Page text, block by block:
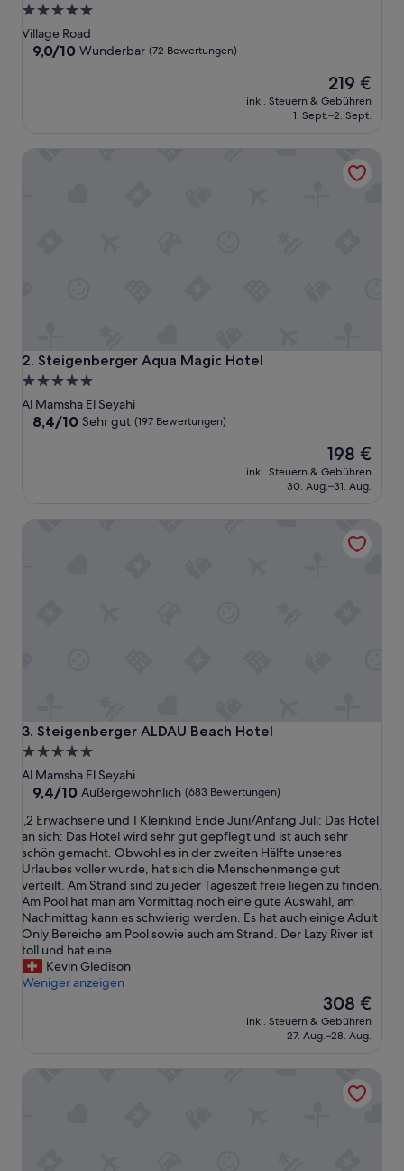
5.0-
Sterne-
Unterkunft
Village Road
9.0
9,0/10 Wunderbar (72 Bewertungen)
Der
Preis
beträgt
219 €
inkl. Steuern & Gebühren
1. Sept.–2. Sept.
2. Steigenberger Aqua Magic Hotel
Steigenberger Aqua Magic Hotel
5.0-
Sterne-
Unterkunft
Al Mamsha El Seyahi
8.4
Bewertungen)
8,4/10 Sehr gut (197 Bewertungen)
Der
Preis
beträgt
198 €
inkl. Steuern & Gebühren
30. Aug.–31. Aug.
3. Steigenberger ALDAU Beach Hotel
Steigenberger ALDAU Beach Hotel
5.0-
Sterne-
Unterkunft
Al Mamsha El Seyahi
9.4
10,
Außergewöhnlich,
(683
Bewertungen)
9,4/10 Außergewöhnlich (683 Bewertungen)
„
2
E
r
w
a
c
h
s
e
n
„2 Erwachsene und 1 Kleinkind Ende Juni/Anfang Juli: Das Hotel
an sich: Das Hotel wird sehr gut gepflegt und ist auch sehr
schön gemacht. Obwohl es in der zweiten Hälfte unseres
Urlaubes voller wurde, hat sich die Menschenmenge gut
verteilt. Am Strand sind zu jeder Tageszeit freie liegen zu finden.
Am Pool hat man am Vormittag noch eine gute Auswahl, am
Nachmittag kann es schwierig werden. Es hat auch einige Adult
Only Bereiche am Pool sowie auch am Strand. Der Lazy River ist
toll und hat eine ...
Kevin Gledison
Weniger anzeigen
Der
Preis
beträgt
308 €
inkl. Steuern & Gebühren
27. Aug.–28. Aug.